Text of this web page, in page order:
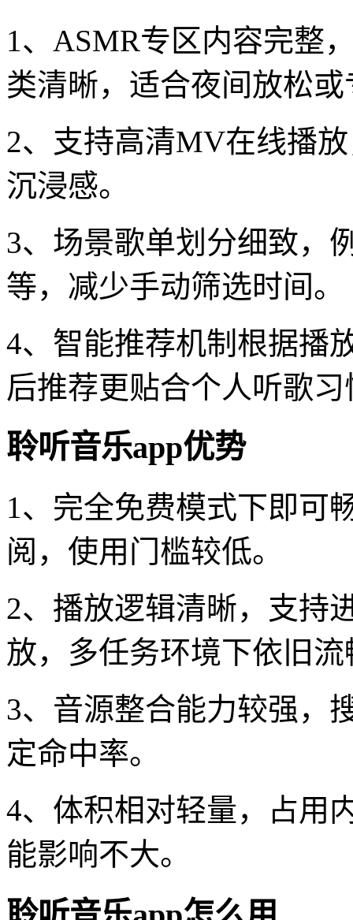
1、ASMR专区内容完整
类清晰，适合夜间放松
2、支持高清MV在线播
沉浸感。
3、场景歌单划分细致，
等，减少手动筛选时间。
4、智能推荐机制根据播
后推荐更贴合个人听歌习
聆听音乐app优势
1、完全免费模式下即可
阅，使用门槛较低。
2、播放逻辑清晰，支持
放，多任务环境下依旧流
3、音源整合能力较强，
定命中率。
4、体积相对轻量，占用
能影响不大。